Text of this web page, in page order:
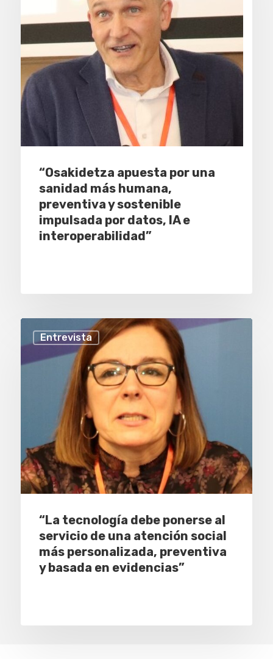
“Osakidetza apuesta por una
sanidad más humana,
preventiva y sostenible
impulsada por datos, IA e
interoperabilidad”
Entrevista
“La tecnología debe ponerse al
servicio de una atención social
más personalizada, preventiva
y basada en evidencias”